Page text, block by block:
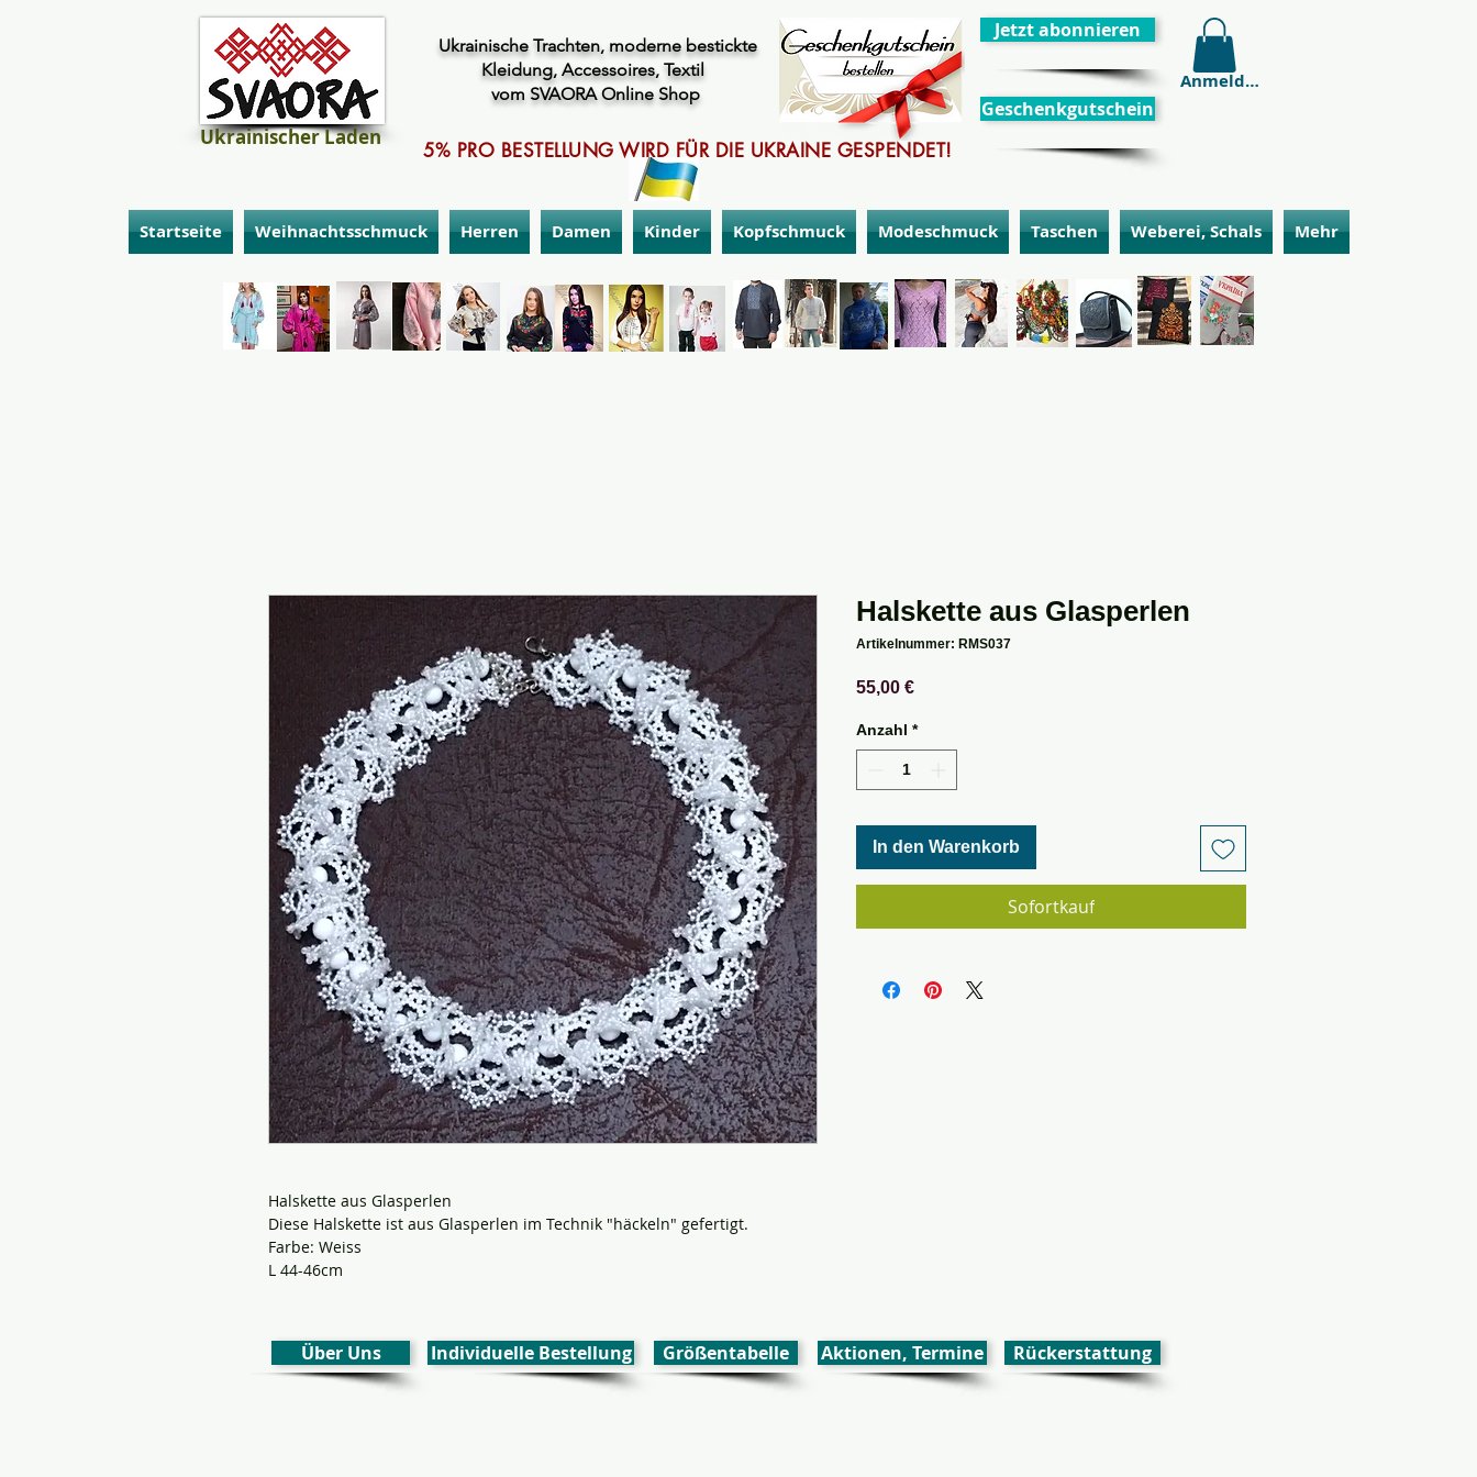
Ukrainische Trachten, moderne bestickte
Kleidung, Accessoires, Textil
vom SVAORA Online Shop
Jetzt abonnieren
Geschenkgutschein
5% PRO BESTELLUNG WIRD FÜR DIE UKRAINE GESPENDET!
Ukrainischer Laden
Anmelden
Startseite Weihnachtsschmuck Herren Damen Kinder Kopfschmuck Modeschmuck Taschen Weberei, Schals Mehr
Halskette aus Glasperlen
Diese Halskette ist aus Glasperlen im Technik "häckeln" gefertigt.
Farbe: Weiss
L 44-46cm
Halskette aus Glasperlen
Artikelnummer: RMS037
55,00 €Preis
Anzahl *
In den Warenkorb
Sofortkauf
Über Uns Individuelle Bestellung Größentabelle Aktionen, Termine Rückerstattung